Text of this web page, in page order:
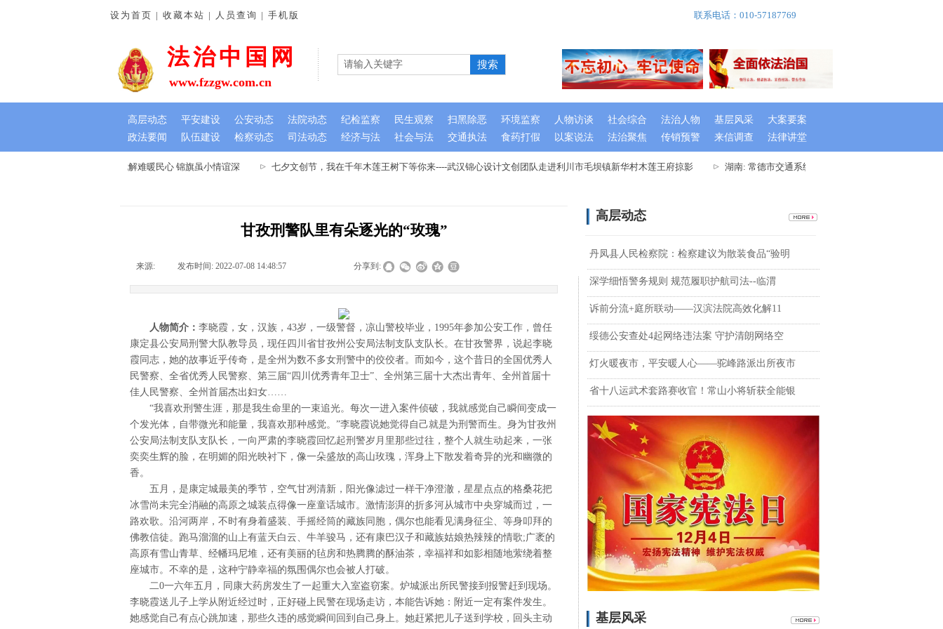
河南通许法院：排忧解难暖民心 锦旗虽小情谊深 七夕文创节，我在千年木莲王树下等你来----武汉锦心设计文创团队走进利川市毛坝镇新华村木莲王府掠影 湖南: 常德市交通系统举办出租车驾驶员创文专题培训班
法治中国网
政法要闻 队伍建设 检察动态 司法动态 经济与法 社会与法 交通执法 食药打假 以案说法 法治聚焦 传销预警 来信调查 法律讲堂
设为首页 | 收藏本站 | 人员查询 | 手机版 联系电话：010-57187769
搜索
www.fzzgw.com.cn
高层动态 平安建设 公安动态 法院动态 纪检监察 民生观察 扫黑除恶 环境监察 人物访谈 社会综合 法治人物 基层风采 大案要案
高层动态
甘孜刑警队里有朵逐光的“玫瑰”
来源: 发布时间: 2022-07-08 14:48:57 分享到:
人物简介： 李晓霞，女，汉族，43岁，一级警督，凉山警校毕业，1995年参加公安工作，曾任
康定县公安局刑警大队教导员，现任四川省甘孜州公安局法制支队支队长。在甘孜警界，说起李晓
霞同志，她的故事近乎传奇，是全州为数不多女刑警中的佼佼者。而如今，这个昔日的全国优秀人
民警察、全省优秀人民警察、第三届“四川优秀青年卫士”、全州第三届十大杰出青年、全州首届十
佳人民警察、全州首届杰出妇女……
“我喜欢刑警生涯，那是我生命里的一束追光。每次一进入案件侦破，我就感觉自己瞬间变成一
个发光体，自带微光和能量，我喜欢那种感觉。”李晓霞说她觉得自己就是为刑警而生。身为甘孜州
公安局法制支队支队长，一向严肃的李晓霞回忆起刑警岁月里那些过往，整个人就生动起来，一张
奕奕生辉的脸，在明媚的阳光映衬下，像一朵盛放的高山玫瑰，浑身上下散发着奇异的光和幽微的
香。
五月，是康定城最美的季节，空气甘冽清新，阳光像滤过一样干净澄澈，星星点点的格桑花把
冰雪尚未完全消融的高原之城装点得像一座童话城市。激情澎湃的折多河从城市中央穿城而过，一
路欢歌。沿河两岸，不时有身着盛装、手摇经筒的藏族同胞，偶尔也能看见满身征尘、等身叩拜的
佛教信徒。跑马溜溜的山上有蓝天白云、牛羊骏马，还有康巴汉子和藏族姑娘热辣辣的情歌;广袤的
高原有雪山青草、经幡玛尼堆，还有美丽的毡房和热腾腾的酥油茶，幸福祥和如影相随地萦绕着整
座城市。不幸的是，这种宁静幸福的氛围偶尔也会被人打破。
二0一六年五月，同康大药房发生了一起重大入室盗窃案。炉城派出所民警接到报警赶到现场。
李晓霞送儿子上学从附近经过时，正好碰上民警在现场走访，本能告诉她：附近一定有案件发生。
她感觉自己有点心跳加速，那些久违的感觉瞬间回到自己身上。她赶紧把儿子送到学校，回头主动
丹凤县人民检察院：检察建议为散装食品“验明
深学细悟警务规则 规范履职护航司法--临渭
诉前分流+庭所联动——汉滨法院高效化解11
绥德公安查处4起网络违法案 守护清朗网络空
灯火暖夜市，平安暖人心——驼峰路派出所夜市
省十八运武术套路赛收官！常山小将斩获全能银
基层风采